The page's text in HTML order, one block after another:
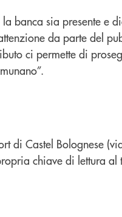
banca sia presente e
da parte del
ci permette di
di Castel Bolognese
chiave di lettura al